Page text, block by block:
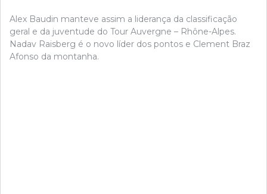
Alex Baudin manteve assim a liderança da classificação
geral e da juventude do Tour Auvergne – Rhône-Alpes.
Nadav Raisberg é o novo líder dos pontos e Clement Braz
Afonso da montanha.